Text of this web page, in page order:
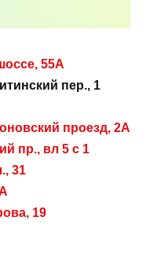
55А
пер., 1
проезд, 2А
пр., вл 5 с 1
31
19